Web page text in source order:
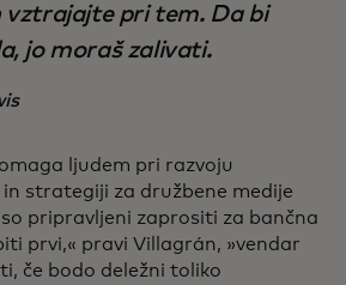
vztrajajte pri tem. Da bi
jo moraš zalivati.
ljudem pri razvoju
strategiji za družbene medije
pripravljeni zaprositi za bančna
prvi,« pravi Villagrán, »vendar
če bodo deležni toliko